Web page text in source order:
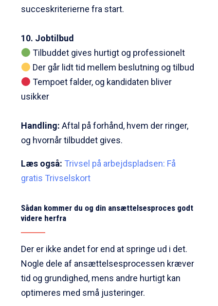
succeskriterierne fra start.
10. Jobtilbud
Tilbuddet gives hurtigt og professionelt
Der går lidt tid mellem beslutning og tilbud
Tempoet falder, og kandidaten bliver
usikker
Handling: Aftal på forhånd, hvem der ringer,
og hvornår tilbuddet gives.
Læs også: Trivsel på arbejdspladsen: Få
gratis Trivselskort
Sådan kommer du og din ansættelsesproces godt
videre herfra
Der er ikke andet for end at springe ud i det.
Nogle dele af ansættelsesprocessen kræver
tid og grundighed, mens andre hurtigt kan
optimeres med små justeringer.